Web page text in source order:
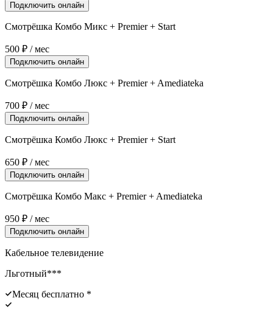
Подключить онлайн
Смотрёшка Комбо Микс + Premier + Start
500 ₽ / мес
Подключить онлайн
Смотрёшка Комбо Люкс + Premier + Amediateka
700 ₽ / мес
Подключить онлайн
Смотрёшка Комбо Люкс + Premier + Start
650 ₽ / мес
Подключить онлайн
Смотрёшка Комбо Макс + Premier + Amediateka
950 ₽ / мес
Подключить онлайн
Кабельное телевидение
Льготный***
Месяц бесплатно *